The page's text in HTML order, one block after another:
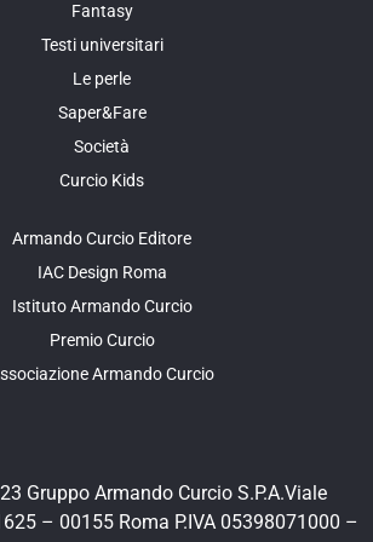
Fantasy
Testi universitari
Le perle
Saper&Fare
Società
Curcio Kids
Armando Curcio Editore
IAC Design Roma
Istituto Armando Curcio
Premio Curcio
Armando Curcio
Gruppo Armando Curcio S.P.A.Viale
– 00155 Roma P.IVA 05398071000 –